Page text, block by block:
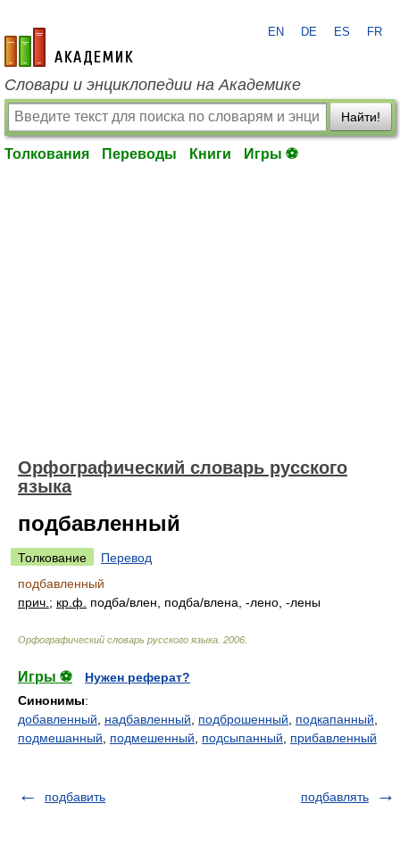
academic.ru
EN DE ES FR
Словари и энциклопедии на Академике
Найти!
Толкования Переводы Книги Игры ⚽
Орфографический словарь русского
языка
подбавленный
Толкование
Перевод
подбавленный
прич. ; кр.ф. подба/влен, подба/влена, -лено, -лены
Орфографический словарь русского языка 2006
Игры ⚽
Нужен реферат?
Синонимы:
добавленный
надбавленный подброшенный подкапанный
подмешанный
подмешенный подсыпанный прибавленный
подбавить подбавлять